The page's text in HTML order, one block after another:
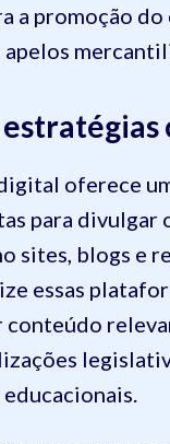
a promoção
oferece
para divulgar
sites, blogs e
essas